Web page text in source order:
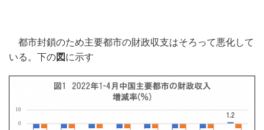
都市封鎖のため主要都市の財政収支はそろって悪化して
いる。下の図 に示す